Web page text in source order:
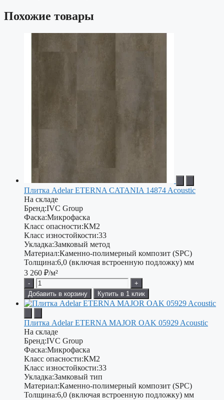
Похожие товары
Плитка Adelar ETERNA CATANIA 14874 Acoustic
На складе
Бренд:IVC Group
Фаска:Микрофаска
Класс опасности:КМ2
Класс изностойкости:33
Укладка:Замковый метод
Материал:Каменно-полимерный композит (SPC)
Толщина:6,0 (включая встроенную подложку) мм
3 260 ₽/м²
-
+
Добавить в корзину
Купить в 1 клик
Плитка Adelar ETERNA MAJOR OAK 05929 Acoustic
На складе
Бренд:IVC Group
Фаска:Микрофаска
Класс опасности:КМ2
Класс изностойкости:33
Укладка:Замковый тип
Материал:Каменно-полимерный композит (SPC)
Толщина:6,0 (включая встроенную подложку) мм